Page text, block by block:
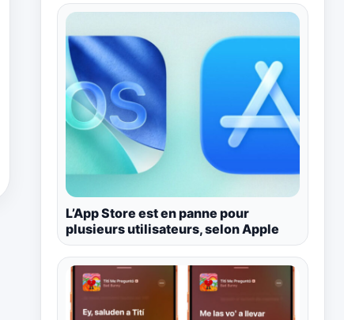
L’App Store est en panne pour
plusieurs utilisateurs, selon Apple